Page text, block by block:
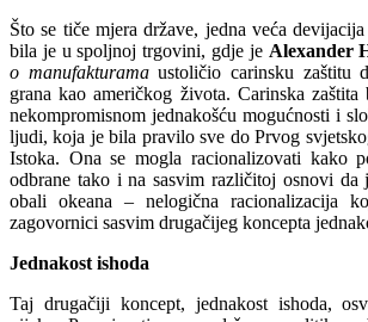
Što se tiče mjera države, jedna veća
bila je u spoljnoj trgovini, gdje je Alexander
o manufakturamaustoličio carinsku zaštitu
grana kao američkog života. Carinska
nekompromisnom jednakošću mogućnosti i
ljudi, koja je bila pravilo sve do Prvog
Istoka. Ona se mogla racionalizovati kako
odbrane tako i na sasvim različitoj osnovi da
obali okeana – nelogična racionalizacija
zagovornici sasvim drugačijeg koncepta
Jednakost ishoda
Taj drugačiji koncept, jednakost ishoda,